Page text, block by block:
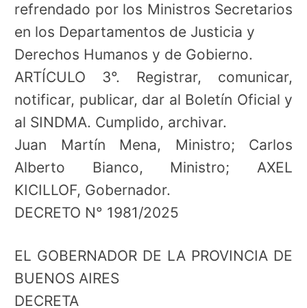
refrendado por los Ministros Secretarios
en los Departamentos de Justicia y
Derechos Humanos y de Gobierno.
ARTÍCULO 3°. Registrar, comunicar,
notificar, publicar, dar al Boletín Oficial y
al SINDMA. Cumplido, archivar.
Juan Martín Mena, Ministro; Carlos
Alberto Bianco, Ministro; AXEL
KICILLOF, Gobernador.
DECRETO N° 1981/2025
EL GOBERNADOR DE LA PROVINCIA DE
BUENOS AIRES
DECRETA